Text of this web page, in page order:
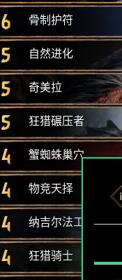
6 骨制护符
5 自然进化
5 奇美拉
5 狂猎碾压者
4 蟹蜘蛛巢穴
4 物竞天择
4 纳吉尔法工头
4 狂猎骑士